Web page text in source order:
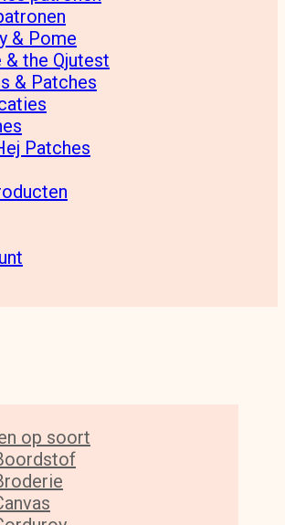
& Pome
& the Qjutest
& Patches
Patches
op soort